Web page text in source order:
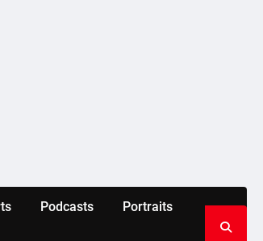
Podcasts Portraits